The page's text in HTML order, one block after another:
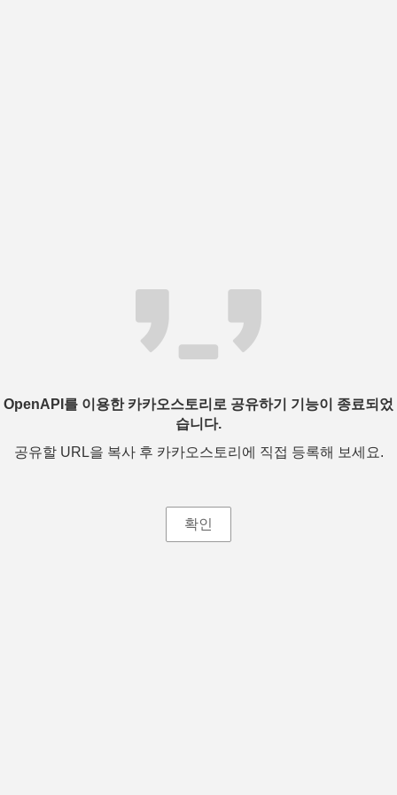
OpenAPI를 이용한 카카오스토리로 공유하기 기능이 종료되었
습니다.
공유할 URL을 복사 후 카카오스토리에 직접 등록해 보세요.
확인